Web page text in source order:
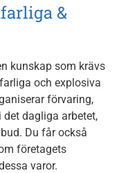
&
kunskap som krävs
och explosiva
förvaring,
dagliga arbetet,
Du får också
företagets
varor.